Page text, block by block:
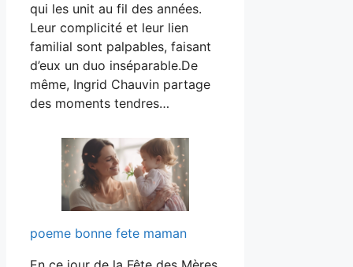
qui les unit au fil des années.
Leur complicité et leur lien
familial sont palpables, faisant
d’eux un duo inséparable.De
même, Ingrid Chauvin partage
des moments tendres…
poeme bonne fete maman